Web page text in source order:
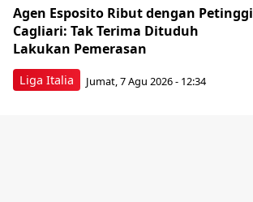
Liga Italia
Agen Esposito Ribut dengan Petinggi
Cagliari: Tak Terima Dituduh
Lakukan Pemerasan
Jumat, 7 Agu 2026 - 12:34